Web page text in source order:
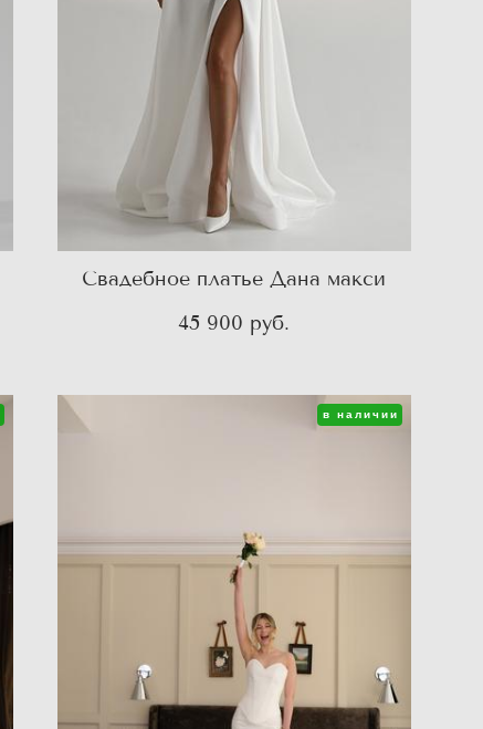
Свадебное платье Дана макси
45 900 pуб.
в наличии